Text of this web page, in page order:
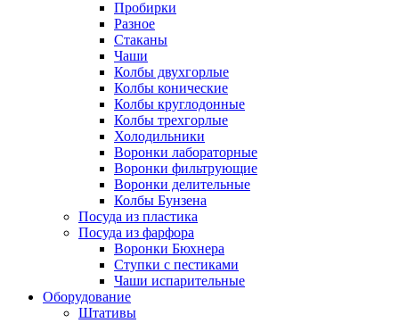
Пробирки
Разное
Стаканы
Чаши
Колбы двухгорлые
Колбы конические
Колбы круглодонные
Колбы трехгорлые
Холодильники
Воронки лабораторные
Воронки фильтрующие
Воронки делительные
Колбы Бунзена
Посуда из пластика
Посуда из фарфора
Воронки Бюхнера
Ступки с пестиками
Чаши испарительные
Оборудование
Штативы